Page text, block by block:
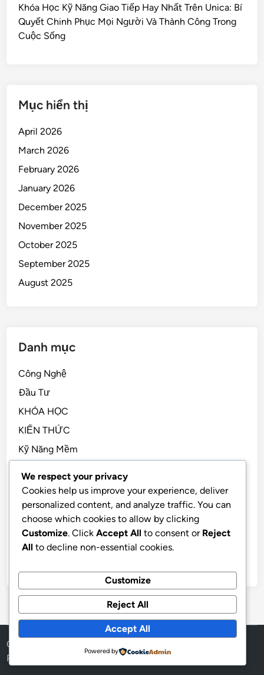
Khóa Học Kỹ Năng Giao Tiếp Hay Nhất Trên Unica: Bí
Quyết Chinh Phục Mọi Người Và Thành Công Trong
Cuộc Sống
Mục hiển thị
April 2026
March 2026
February 2026
January 2026
December 2025
November 2025
October 2025
September 2025
August 2025
Danh mục
Công Nghệ
Đầu Tư
KHÓA HỌC
KIẾN THỨC
Kỹ Năng Mềm
Sách Hay
Tài Chính Cá Nhân
TẢN MẠN
Tiền Điện Tử
Copyright © 2026
Powered by
andHybridMag.
We respect your privacy
Cookies help us improve your experience, deliver
personalized content, and analyze traffic. You can
choose which cookies to allow by clicking
Customize. Click Accept All to consent or Reject
All to decline non-essential cookies.
Customize
Reject All
Accept All
Powered by